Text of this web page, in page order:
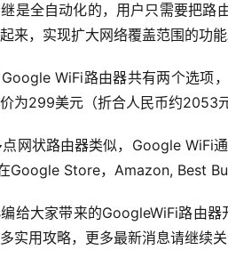
是全自动化的，用户只需要把
来，实现扩大网络覆盖范围的功能
WiFi路由器共有两个选项
为299美元（折合人民币约2053元
网状路由器类似，Google WiFi
Google Store，Amazon, Best
给大家带来的GoogleWiFi路由
实用攻略，更多最新消息请继续关